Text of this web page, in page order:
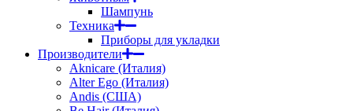
Шампунь
Техника
Приборы для укладки
Производители
Aknicare (Италия)
Alter Ego (Италия)
Andis (США)